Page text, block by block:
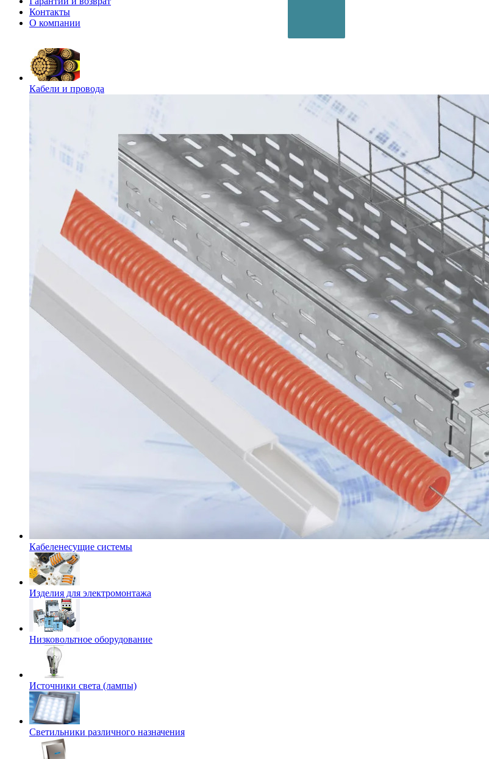
Контакты
О компании
Кабели и провода
Кабеленесущие системы
Изделия для электромонтажа
Низковольтное оборудование
Источники света (лампы)
Светильники различного назначения